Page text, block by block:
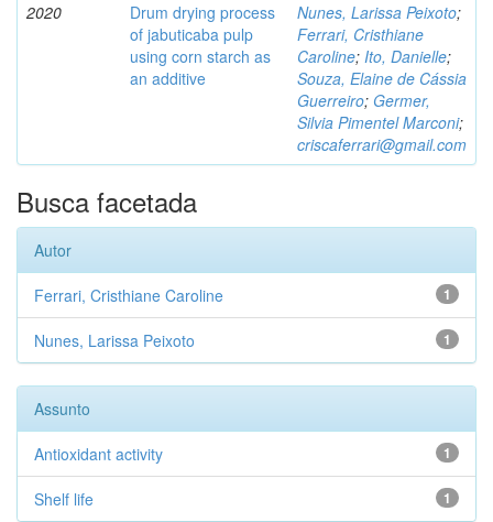
2020
Drum drying process
of jabuticaba pulp
using corn starch as
an additive
Nunes, Larissa Peixoto;
Ferrari, Cristhiane
Caroline; Ito, Danielle;
Souza, Elaine de Cássia
Guerreiro; Germer,
Silvia Pimentel Marconi;
criscaferrari@gmail.com
Busca facetada
Autor
1
Ferrari, Cristhiane Caroline
1
Nunes, Larissa Peixoto
Assunto
1
Antioxidant activity
1
Shelf life